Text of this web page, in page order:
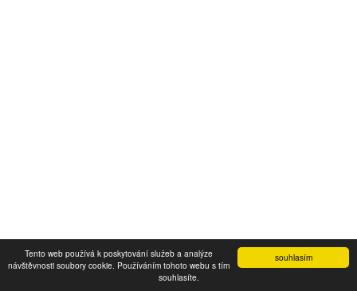
souhlasím
Tento web používá k poskytování služeb a analýze
návštěvnosti soubory cookie. Používáním tohoto webu s tím
souhlasíte.